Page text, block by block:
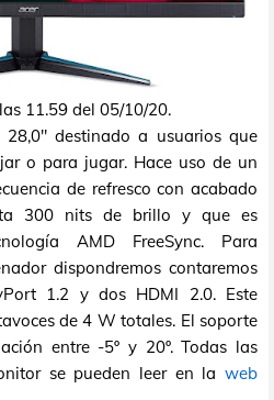
11.59 del 05/10/20.
destinado a usuarios que
o para jugar. Hace uso de un
de refresco con acabado
300 nits de brillo y que es
AMD FreeSync. Para
dispondremos contaremos
1.2 y dos HDMI 2.0. Este
de 4 W totales. El soporte
entre -5º y 20º. Todas las
se pueden leer en la web